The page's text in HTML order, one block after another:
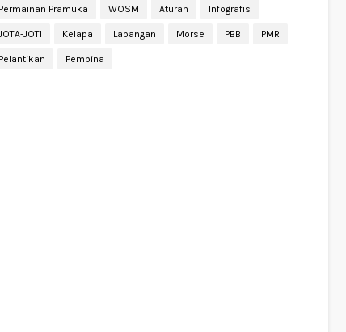
Permainan Pramuka WOSM Aturan Infografis
JOTI Kelapa Lapangan Morse PBB PMR
Pelantikan Pembina